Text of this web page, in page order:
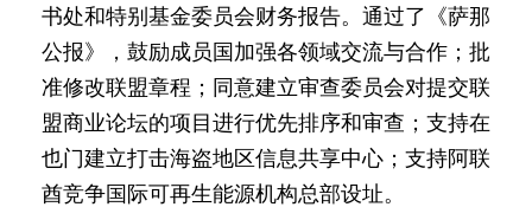
书处和特别基金委员会财务报告。通过了《萨那
公报》，鼓励成员国加强各领域交流与合作；批
准修改联盟章程；同意建立审查委员会对提交联
盟商业论坛的项目进行优先排序和审查；支持在
也门建立打击海盗地区信息共享中心；支持阿联
酋竞争国际可再生能源机构总部设址。